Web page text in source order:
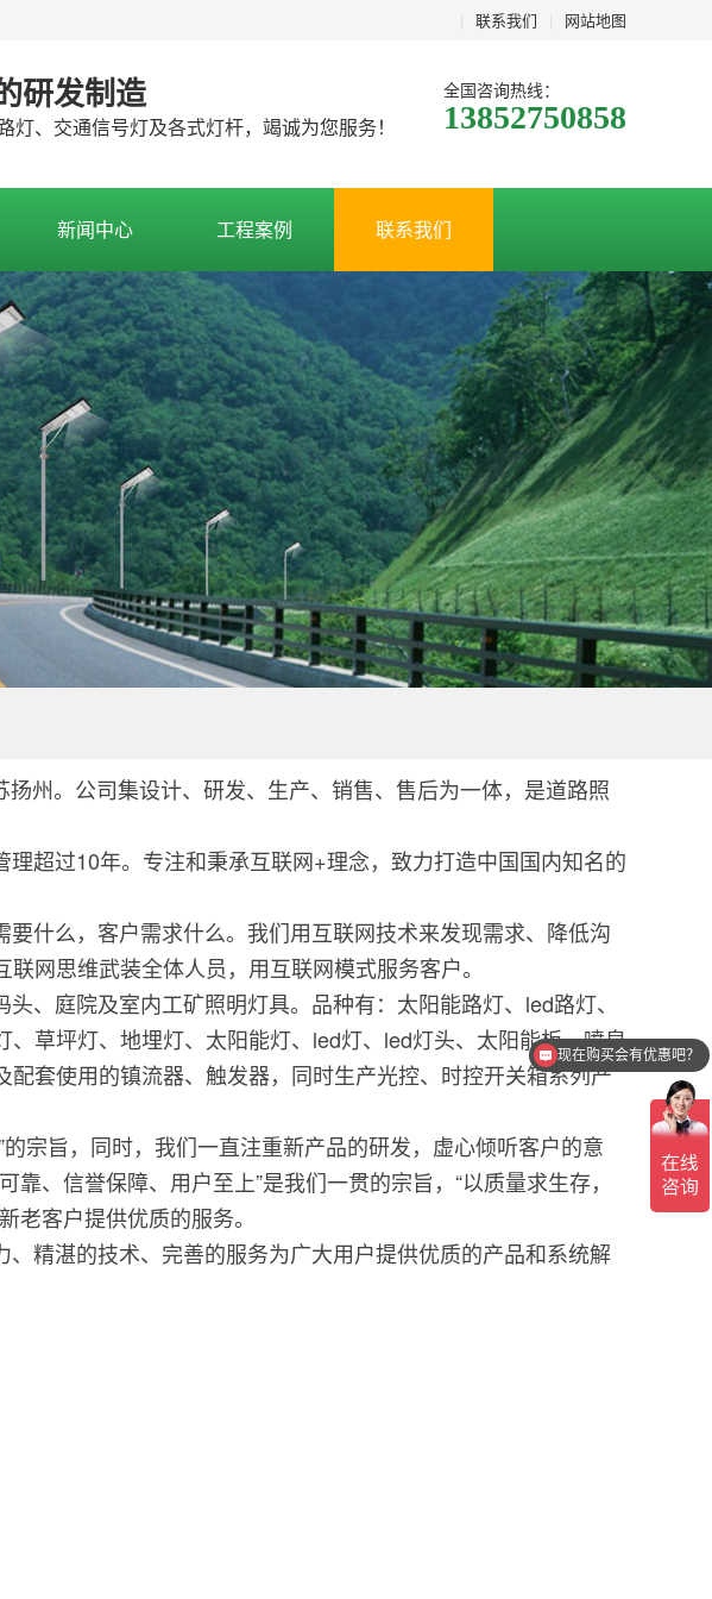
联系我们 网站地图
研发制造
、交通信号灯及各式灯杆，竭诚为您服务！
全国咨询热线：
13852750858
新闻中心 工程案例 联系我们
扬州。公司集设计、研发、生产、销售、售后为一体，是道路照
超过10年。专注和秉承互联网+理念，致力打造中国国内知名的
什么，客户需求什么。我们用互联网技术来发现需求、降低沟
网思维武装全体人员，用互联网模式服务客户。
庭院及室内工矿照明灯具。品种有：太阳能路灯、led路灯、
草坪灯、地埋灯、太阳能灯、led灯、led灯头、太阳能板、喷泉
套使用的镇流器、触发器，同时生产光控、时控开关箱系列产
旨，同时，我们一直注重新产品的研发，虚心倾听客户的意
、信誉保障、用户至上”是我们一贯的宗旨，“以质量求生存，
老客户提供优质的服务。
精湛的技术、完善的服务为广大用户提供优质的产品和系统解
现在购买会有优惠吧？